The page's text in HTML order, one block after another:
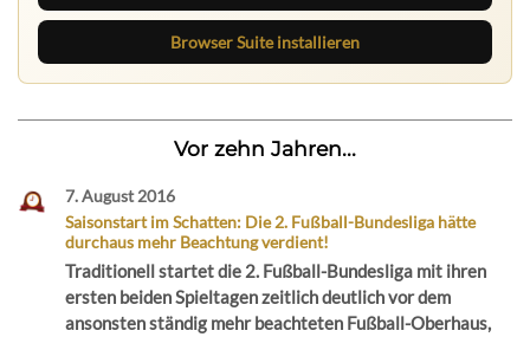
Browser Suite installieren
Vor zehn Jahren...
7. August 2016
Saisonstart im Schatten: Die 2. Fußball-Bundesliga hätte
durchaus mehr Beachtung verdient!
Traditionell startet die 2. Fußball-Bundesliga mit ihren
ersten beiden Spieltagen zeitlich deutlich vor dem
ansonsten ständig mehr beachteten Fußball-Oberhaus,